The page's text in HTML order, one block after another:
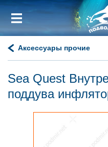
Аксессуары прочие
Sea Quest
поддува